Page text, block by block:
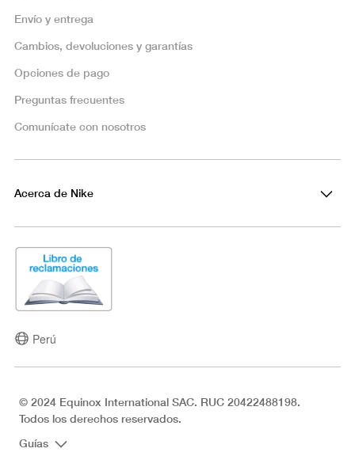
Envío y entrega
Cambios, devoluciones y garantías
Opciones de pago
Preguntas frecuentes
Comunícate con nosotros
Acerca de Nike
Perú
© 2024 Equinox International SAC. RUC 20422488198.
Todos los derechos reservados.
Guías